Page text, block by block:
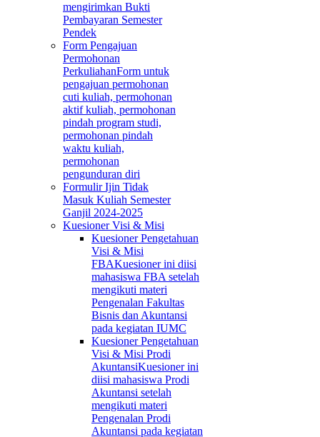
mengirimkan Bukti
Pembayaran Semester
Pendek
Form Pengajuan
Permohonan
PerkuliahanForm untuk
pengajuan permohonan
cuti kuliah, permohonan
aktif kuliah, permohonan
pindah program studi,
permohonan pindah
waktu kuliah,
permohonan
pengunduran diri
Formulir Ijin Tidak
Masuk Kuliah Semester
Ganjil 2024-2025
Kuesioner Visi & Misi
Kuesioner Pengetahuan
Visi & Misi
FBAKuesioner ini diisi
mahasiswa FBA setelah
mengikuti materi
Pengenalan Fakultas
Bisnis dan Akuntansi
pada kegiatan IUMC
Kuesioner Pengetahuan
Visi & Misi Prodi
AkuntansiKuesioner ini
diisi mahasiswa Prodi
Akuntansi setelah
mengikuti materi
Pengenalan Prodi
Akuntansi pada kegiatan